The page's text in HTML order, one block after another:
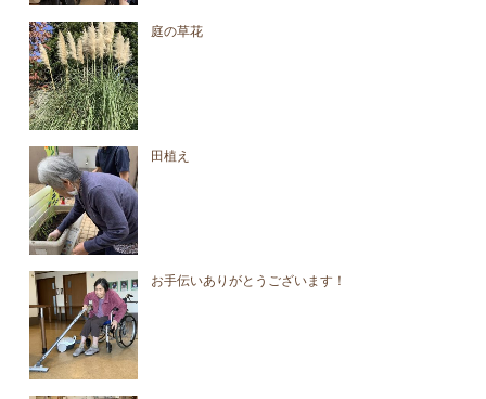
庭の草花
田植え
お手伝いありがとうございます！